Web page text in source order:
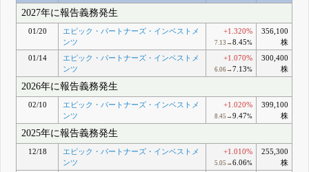
2027年に報告義務発生
01/20
エピック・パートナーズ・インベストメ
ンツ
+1.320%
7.13→ 8.45%
356,100
株
01/14
エピック・パートナーズ・インベストメ
ンツ
+1.070%
6.06→ 7.13%
300,400
株
2026年に報告義務発生
02/10
エピック・パートナーズ・インベストメ
ンツ
+1.020%
8.45→ 9.47%
399,100
株
2025年に報告義務発生
12/18
エピック・パートナーズ・インベストメ
ンツ
+1.010%
5.05→ 6.06%
255,300
株